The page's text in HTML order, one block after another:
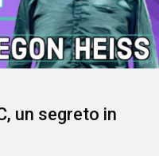
un segreto in